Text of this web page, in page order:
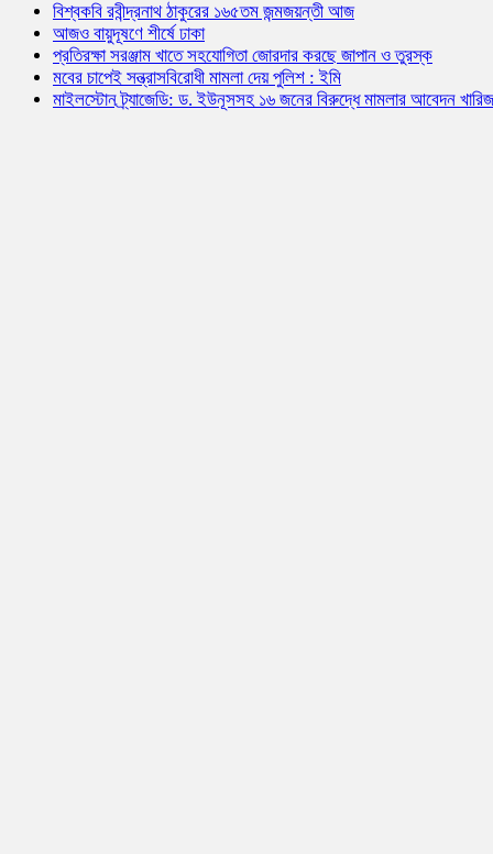
বিশ্বকবি রবীন্দ্রনাথ ঠাকুরের ১৬৫তম জন্মজয়ন্তী আজ
আজও বায়ুদূষণে শীর্ষে ঢাকা
প্রতিরক্ষা সরঞ্জাম খাতে সহযোগিতা জোরদার করছে জাপান ও তুরস্ক
মবের চাপেই সন্ত্রাসবিরোধী মামলা দেয় পুলিশ : ইমি
মাইলস্টোন ট্র্যাজেডি: ড. ইউনূসসহ ১৬ জনের বিরুদ্ধে মামলার আবেদন খারিজ